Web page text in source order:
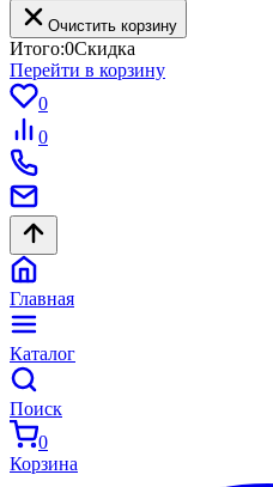
Очистить корзину
Итого:0Скидка
Перейти в корзину
0
0
Главная
Каталог
Поиск
0
Корзина